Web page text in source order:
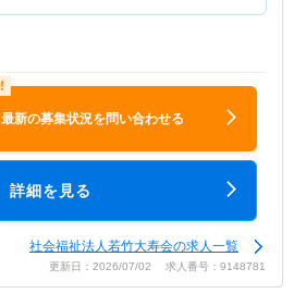
最新の募集状況を問い合わせる
詳細を見る
社会福祉法人若竹大寿会の求人一覧
更新日：2026/07/02 求人番号：9148781